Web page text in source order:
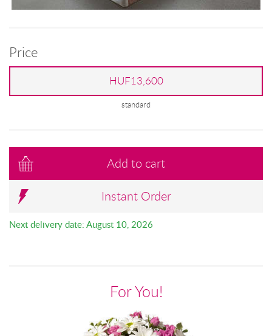
Price
HUF13,600
standard
Add to cart
Instant Order
Next delivery date: August 10, 2026
For You!